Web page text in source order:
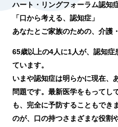
ハート・リングフォーラム認知
「口から考える、認知症」
あなたとご家族のための、介護
65歳以上の4人に1人が、認知
ています。
いまや認知症は明らかに現在、
問題です。最新医学をもってし
も、完全に予防することもでき
のが、口の持つさまざまな役割